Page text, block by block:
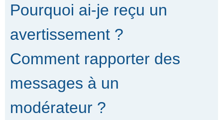
Pourquoi ai-je reçu un
avertissement ?
Comment rapporter des
messages à un
modérateur ?